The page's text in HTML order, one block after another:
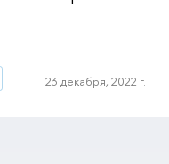
23 декабря, 2022 г.